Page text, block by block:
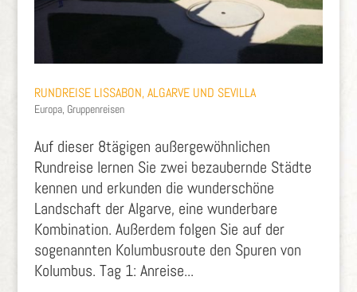
RUNDREISE LISSABON, ALGARVE UND SEVILLA
Europa, Gruppenreisen
Auf dieser 8tägigen außergewöhnlichen
Rundreise lernen Sie zwei bezaubernde Städte
kennen und erkunden die wunderschöne
Landschaft der Algarve, eine wunderbare
Kombination. Außerdem folgen Sie auf der
sogenannten Kolumbusroute den Spuren von
Kolumbus. Tag 1: Anreise...